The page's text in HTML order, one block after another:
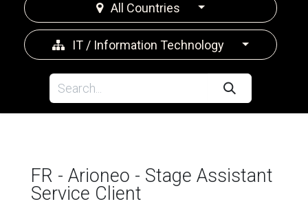
All Countries
IT / Information Technology
FR - Arioneo - Stage Assistant
Service Client